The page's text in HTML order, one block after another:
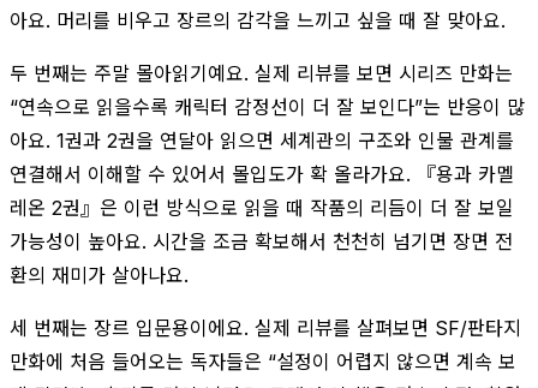
아요. 머리를 비우고 장르의 감각을 느끼고 싶을 때 잘 맞아요.
두 번째는 주말 몰아읽기예요. 실제 리뷰를 보면 시리즈 만화는
“연속으로 읽을수록 캐릭터 감정선이 더 잘 보인다”는 반응이 많
아요. 1권과 2권을 연달아 읽으면 세계관의 구조와 인물 관계를
연결해서 이해할 수 있어서 몰입도가 확 올라가요. 『용과 카멜
레온 2권』은 이런 방식으로 읽을 때 작품의 리듬이 더 잘 보일
가능성이 높아요. 시간을 조금 확보해서 천천히 넘기면 장면 전
환의 재미가 살아나요.
세 번째는 장르 입문용이에요. 실제 리뷰를 살펴보면 SF/판타지
만화에 처음 들어오는 독자들은 “설정이 어렵지 않으면 계속 보